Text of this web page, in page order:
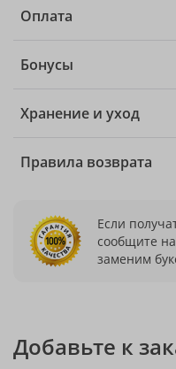
Оплата
Бонусы
Хранение и уход
Правила возврата
Если
сообщите
заменим
Добавьте к